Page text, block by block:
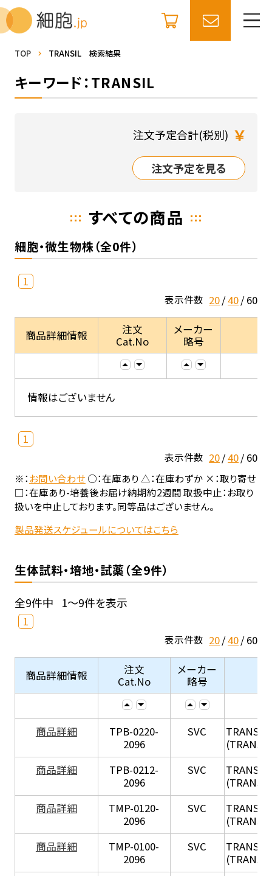
TOP TRANSIL 検索結果
キーワード：TRANSIL
注文予定合計(税別) ￥
注文予定を見る
すべての商品
細胞・微生物株（全0件）
1
表示件数 20 40 60
商品詳細情報
注文
Cat.No
メーカー
略号
情報はございません
1
表示件数 20 40 60
※：お問い合わせ○：在庫あり △：在庫わずか ×：取り寄せ
□：在庫あり-培養後お届け納期約2週間 取扱中止：お取り
扱いを中止しております。同等品はございません。
製品発送スケジュールについてはこちら
生体試料・培地・試薬（全9件）
全9件中 1～9件を表示
1
表示件数 20 40 60
商品詳細情報
注文
Cat.No
メーカー
略号
商品詳細
TPB-0220-
2096
SVC TRANSIL
商品詳細
TPB-0212-
2096
SVC TRANSIL
商品詳細
TMP-0120-
2096
SVC TRANSIL
商品詳細
TMP-0100-
2096
SVC TRANSIL